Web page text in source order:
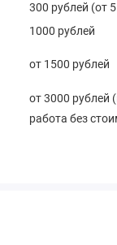
300 рублей (от
1000 рублей
от 1500 рублей
от 3000 рублей
работа без